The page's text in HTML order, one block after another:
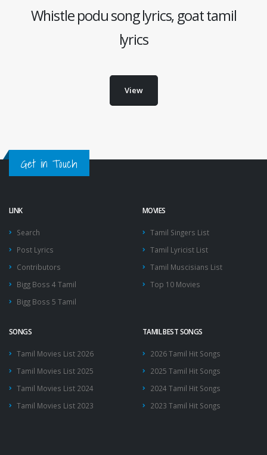
Whistle podu song lyrics, goat tamil
lyrics
View
Get in Touch
LINK
Search
Post Lyrics
Contributors
Bigg Boss 4 Tamil
Bigg Boss 5 Tamil
MOVIES
Tamil Singers List
Tamil Lyricist List
Tamil Muscisians List
Top 10 Movies
SONGS
Tamil Movies List 2026
Tamil Movies List 2025
Tamil Movies List 2024
Tamil Movies List 2023
TAMIL BEST SONGS
2026 Tamil Hit Songs
2025 Tamil Hit Songs
2024 Tamil Hit Songs
2023 Tamil Hit Songs